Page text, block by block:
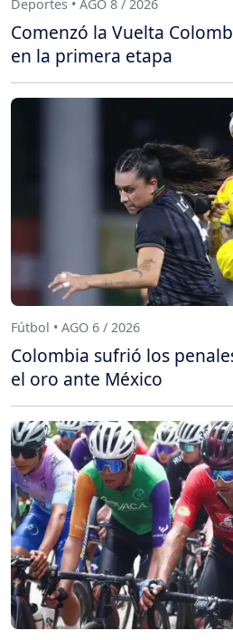
Deportes • AGO 8 / 2026
Comenzó la Vuelta
en la primera etapa
Fútbol • AGO 6 / 2026
Colombia sufrió los
el oro ante México